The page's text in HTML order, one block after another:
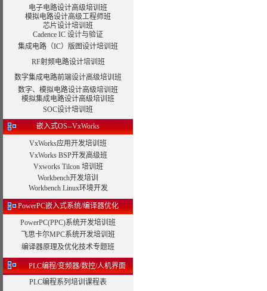
电子电路设计高级培训班
模拟电路设计高级工程师班
芯片设计培训班
Cadence IC 设计与验证
集成电路（IC）版图设计培训班
RF射频电路设计培训班
数字集成电路前端设计高级培训班
数字、模拟电路设计高级培训班
模拟集成电路设计高级培训班
SOC设计培训班
嵌入式OS--VxWorks
VxWorks应用开发培训班
VxWorks BSP开发高级班
Vxworks Tilcon 培训班
Workbench开发培训
Workbench Linux环境开发
PowerPC嵌入式系统/编译器优化
PowerPC(PPC)系统开发培训班
飞思卡尔MPC系统开发培训班
编译器原理及优化技术专题班
PLC编程/变频器/数控/人机界面
PLC编程系列培训课程表